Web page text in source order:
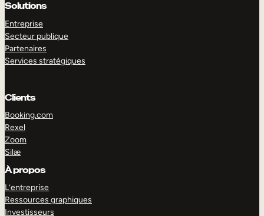
Solutions
Entreprise
Secteur publique
Partenaires
Services stratégiques
Clients
Booking.com
Rexel
Zoom
Silæ
À propos
L’entreprise
Ressources graphiques
Investisseurs